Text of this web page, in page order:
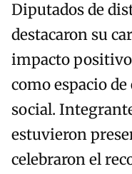
Diputados de
destacaron su
impacto
como espacio
social.
estuvieron
celebraron el